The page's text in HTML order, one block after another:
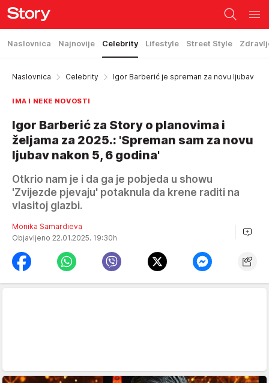
Naslovnica Najnovije Celebrity Lifestyle Street Style
Naslovnica Celebrity Igor Barberić je spreman za novu ljubav
IMA I NEKE NOVOSTI
Igor Barberić za Story o planovima i
željama za 2025.: 'Spreman sam za novu
ljubav nakon 5, 6 godina'
Otkrio nam je i da ga je pobjeda u showu
'Zvijezde pjevaju' potaknula da krene raditi na
vlasitoj glazbi.
Monika Samarđieva
Objavljeno 22.01.2025. 19:30h